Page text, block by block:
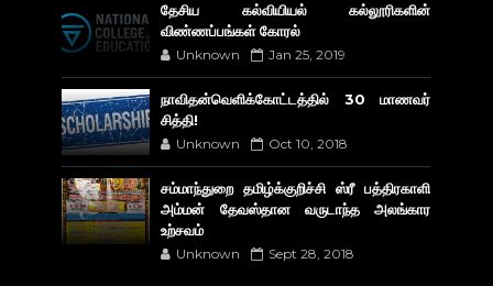
தேசிய கல்வியியல் கல்லூரிகளின்
விண்ணப்பங்கள் கோரல்
Unknown Jan 25, 2019
நாவிதன்வெளிக்கோட்டத்தில் 30 மாணவர்
சித்தி!
Unknown Oct 10, 2018
சம்மாந்துறை தமிழ்க்குறிச்சி ஸ்ரீ பத்திரகாளி
அம்மன் தேவஸ்தான வருடாந்த அலங்கார
உற்சவம்
Unknown Sept 28, 2018